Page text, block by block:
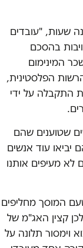
עבודה של שמונה שעות, "עובדים
בהסכם
המינימום
הפלסטינית,
התקבלה על ידי
שטוענים שהם
יביאו עוד אנשים
מעיפים אותנו
המוסך מחליפים
קצין האג"מ של
וימסור תלונה על